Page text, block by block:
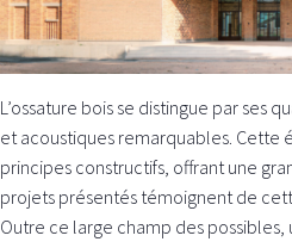
L’ossature bois se distingue par ses
et acoustiques remarquables. Cette
principes constructifs, offrant une
projets présentés témoignent de
Outre ce large champ des possibles,